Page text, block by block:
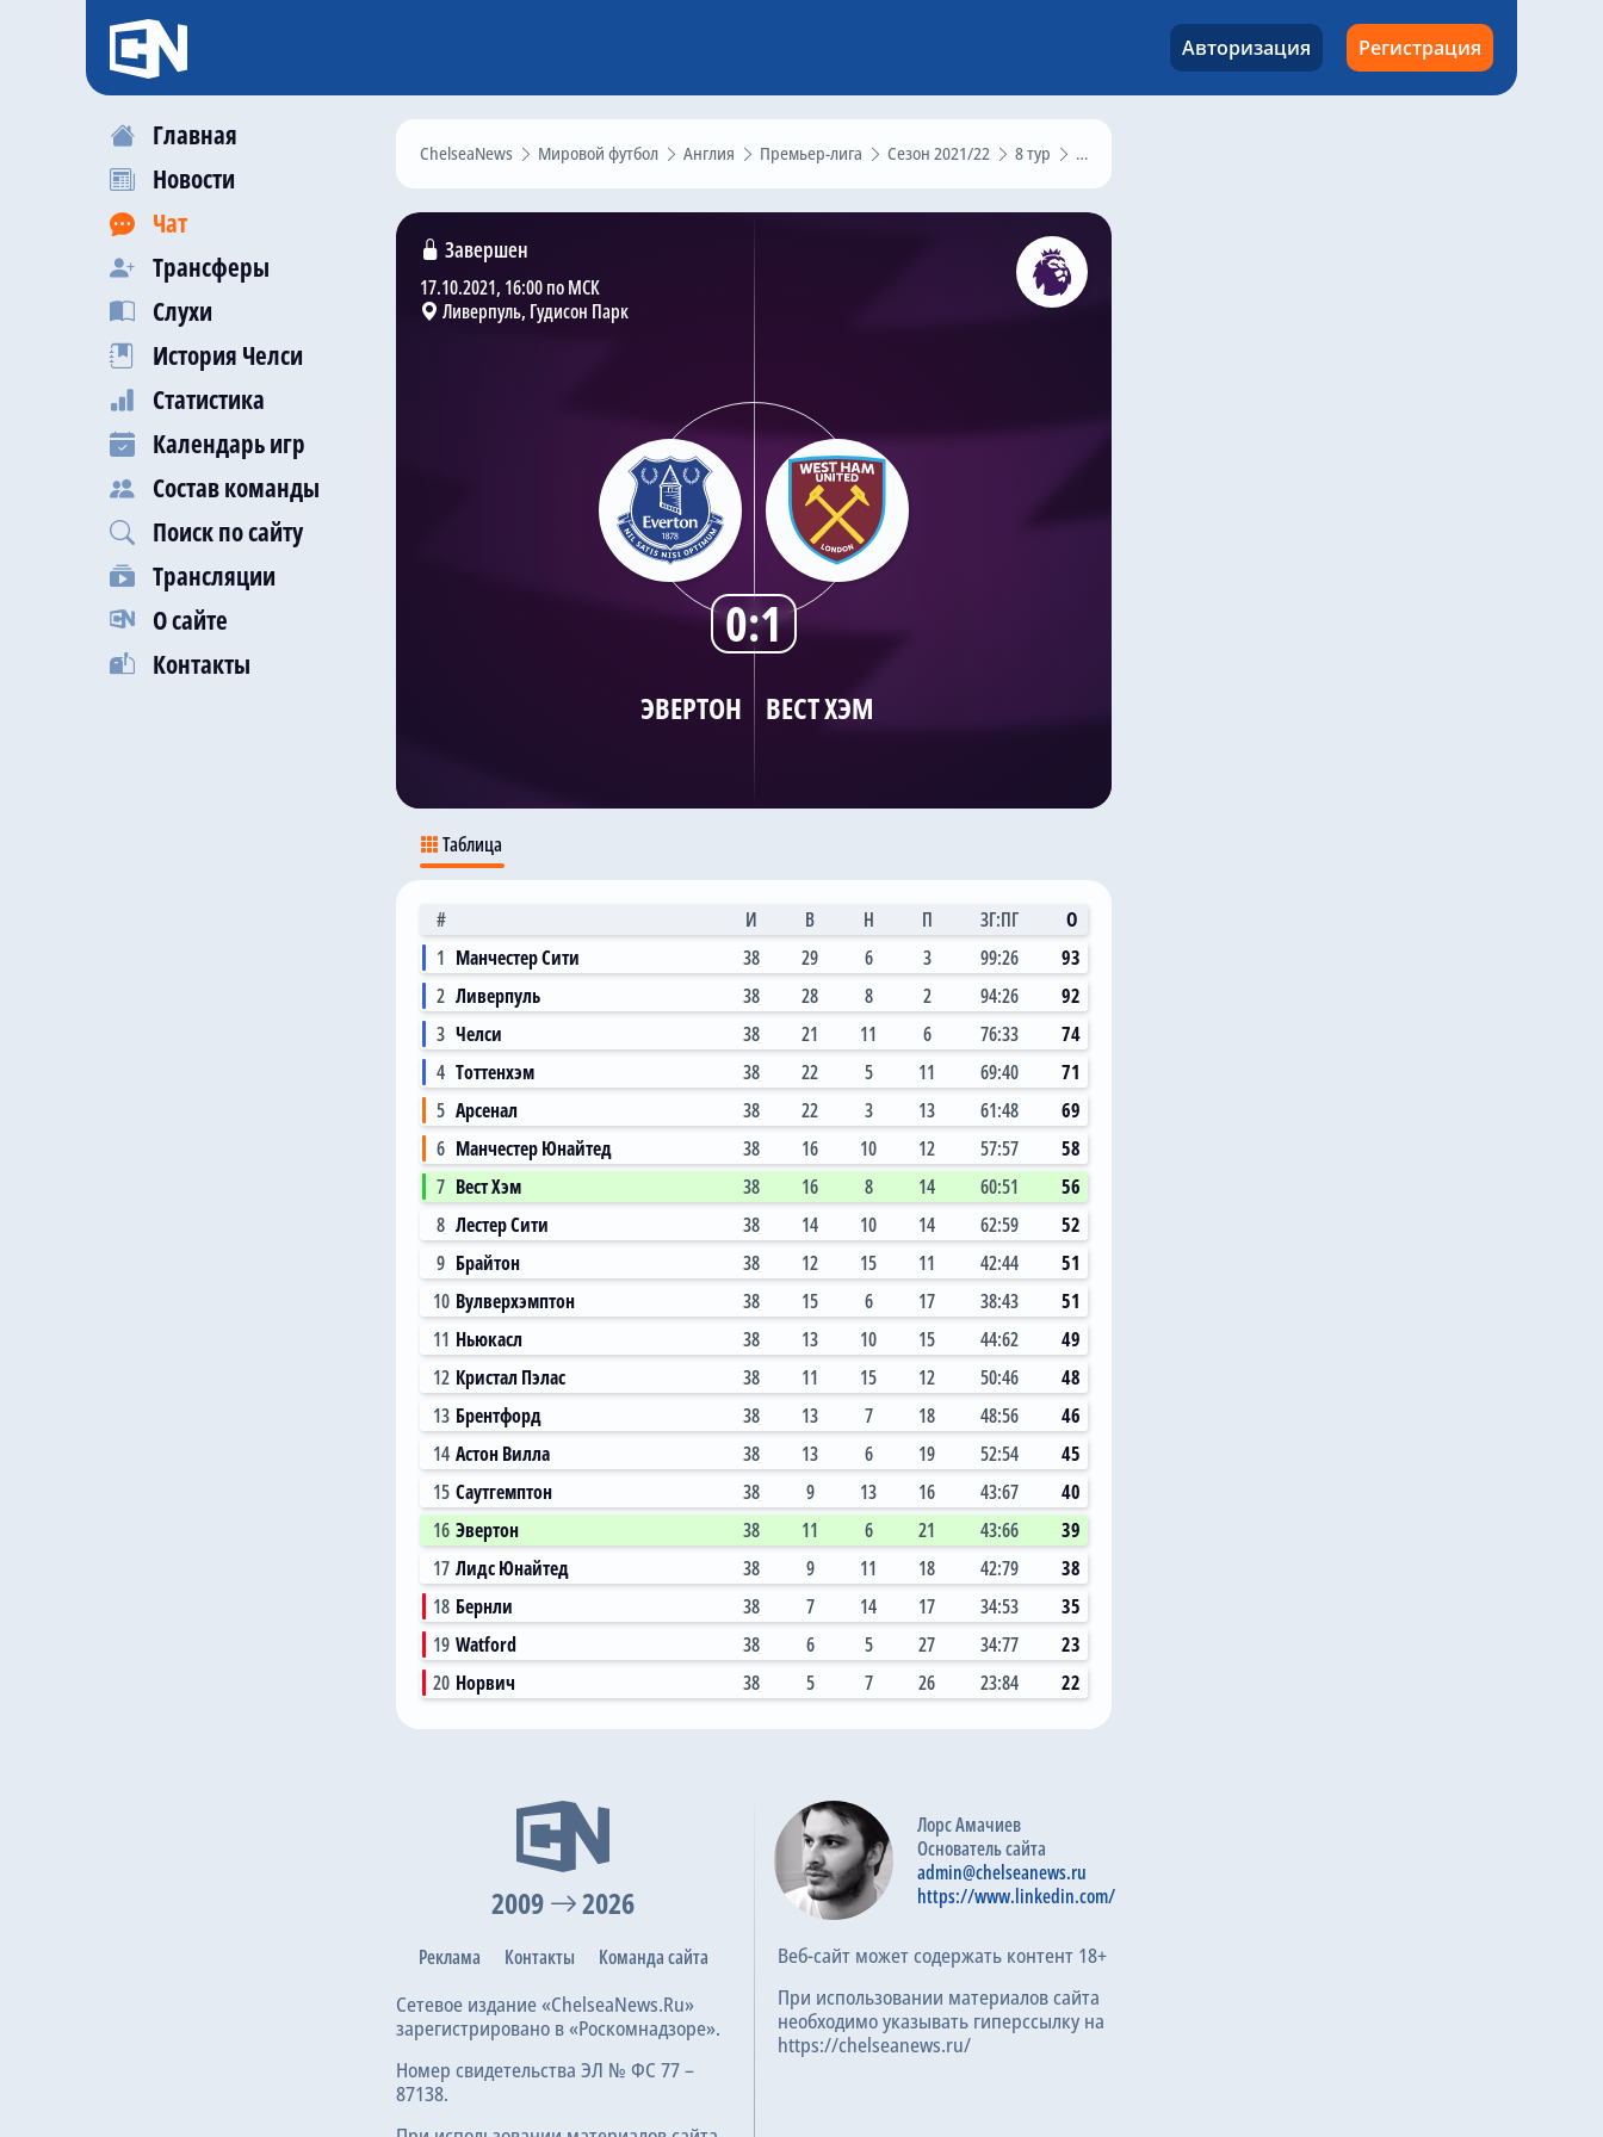
Авторизация Регистрация
Главная
Новости
Чат
Трансферы
Слухи
История Челси
Статистика
Календарь игр
Состав команды
Поиск по сайту
Трансляции
О сайте
Контакты
ChelseaNews Мировой футбол Англия Премьер-лига Сезон 2021/22 8 тур Эвертон – Вест Хэм, 17 октября 2021
ЭВЕРТОН ВЕСТ ХЭМ
Завершен
17.10.2021, 16:00 по МСК
Ливерпуль, Гудисон Парк
0:1
Таблица
# И В Н П ЗГ:ПГ
О
1 Манчестер Сити 38 29 6 3 99:26
93
2 Ливерпуль 38 28 8 2 94:26
92
3 Челси 38 21 11 6 76:33
74
4 Тоттенхэм 38 22 5 11 69:40
71
5 Арсенал 38 22 3 13 61:48
69
6 Манчестер Юнайтед 38 16 10 12 57:57
58
7 Вест Хэм 38 16 8 14 60:51
56
8 Лестер Сити 38 14 10 14 62:59
52
9 Брайтон 38 12 15 11 42:44
51
10 Вулверхэмптон 38 15 6 17 38:43
51
11 Ньюкасл 38 13 10 15 44:62
49
12 Кристал Пэлас 38 11 15 12 50:46
48
13 Брентфорд 38 13 7 18 48:56
46
14 Астон Вилла 38 13 6 19 52:54
45
15 Саутгемптон 38 9 13 16 43:67
40
16 Эвертон 38 11 6 21 43:66
39
17 Лидс Юнайтед 38 9 11 18 42:79
38
18 Бернли 38 7 14 17 34:53
35
19 Watford 38 6 5 27 34:77
23
20 Норвич 38 5 7 26 23:84 22
2009 2026
Реклама Контакты
Команда сайта
Сетевое издание «ChelseaNews.Ru»
зарегистрировано в «Роскомнадзоре».
Номер свидетельства ЭЛ № ФС 77 –
87138.
Лорс Амачиев
Основатель сайта
admin@chelseanews.ru
https://www.linkedin.com/
Веб-сайт может содержать контент 18+
При использовании материалов сайта
необходимо указывать гиперссылку на
https://chelseanews.ru/